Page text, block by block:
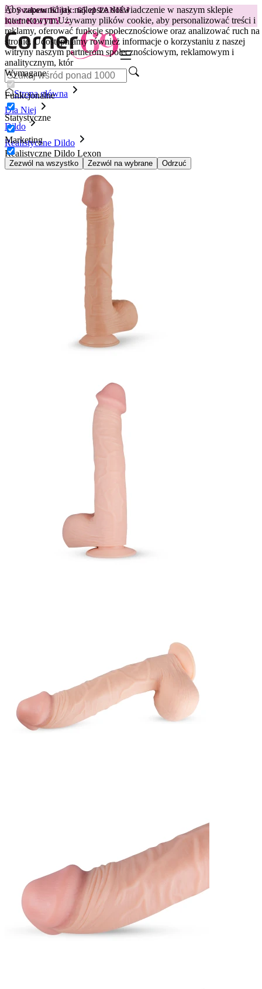
Aby zapewnić jak najlepsze doświadczenie w naszym sklepie
internetowym.Używamy plików cookie, aby personalizować treści i
reklamy, oferować funkcje społecznościowe oraz analizować ruch na
stronie. Udostępniamy również informacje o korzystaniu z naszej
witryny naszym partnerom społecznościowym, reklamowym i
analitycznym, któr
Wymagane
Funkcjonalne
Statystyczne
Marketing
Zezwól na wszystko Zezwól na wybrane Odrzuć
😽Svakom Klitty: 65 zł TANIEJ
Kod: KLITTY →
Strona główna
Dla Niej
Dildo
Realistyczne Dildo
Realistyczne Dildo Lexon